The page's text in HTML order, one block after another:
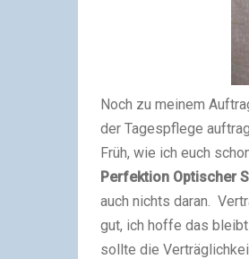
Noch zu meinem
der Tagespflege
Früh, wie ich euch
Perfektion Optischer
auch nichts daran.
gut, ich hoffe das
sollte die